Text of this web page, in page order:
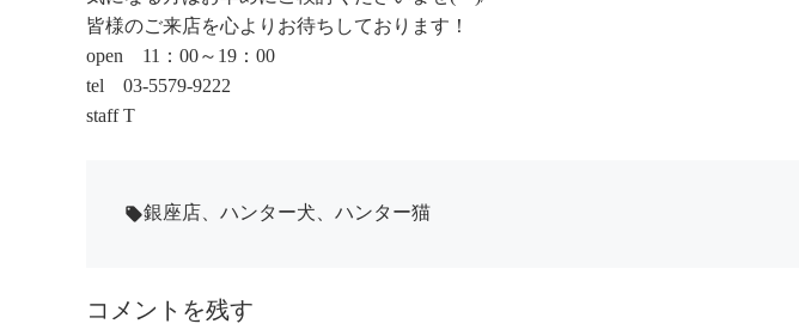
皆様のご来店を心よりお待ちしております！
open 11：00～19：00
tel 03-5579-9222
staff T
local_offer銀座店 ハンター犬 ハンター猫
コメントを残す